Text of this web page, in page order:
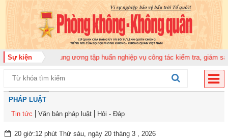
Sự kiện
Quân ủy Trung ương tập huấn nghiệp vụ công tác kiểm tra, giám sát năm
PHÁP LUẬT
Tin tức
Văn bản pháp luật Hỏi - Đáp
20 giờ:12 phút Thứ sáu, ngày 20 tháng 3 , 2026